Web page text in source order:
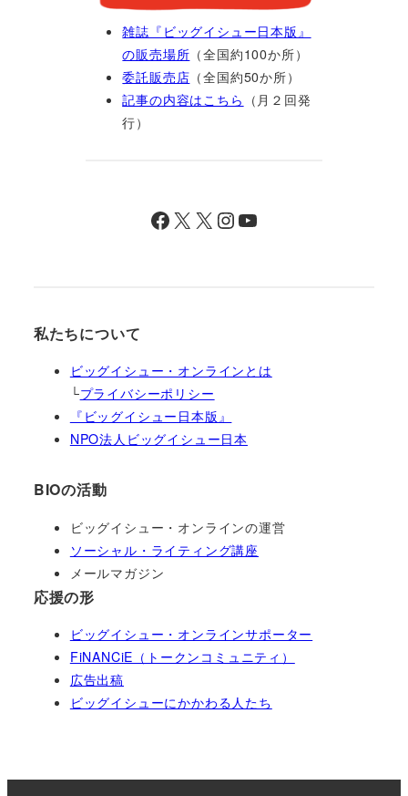
雑誌『ビッグイシュー日本版』
の販売場所 （全国約100か所）
委託販売店 （全国約50か所）
記事の内容はこちら （月２回発
行）
Facebook X X InstagramYouTube
私たちについて
ビッグイシュー・オンラインとは
└プライバシーポリシー
『ビッグイシュー日本版』
NPO法人ビッグイシュー日本
BIOの活動
ビッグイシュー・オンラインの運営
ソーシャル・ライティング講座
メールマガジン
応援の形
ビッグイシュー・オンラインサポーター
FiNANCiE（トークンコミュニティ）
広告出稿
ビッグイシューにかかわる人たち